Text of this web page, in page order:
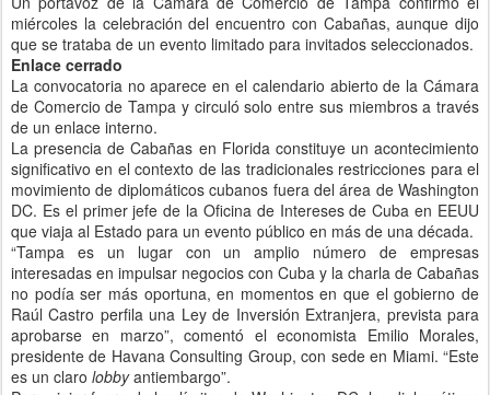
miércoles la celebración del encuentro con Cabañas, aunque dijo
que se trataba de un evento limitado para invitados seleccionados.
Enlace cerrado
La convocatoria no aparece en el calendario abierto de la Cámara
de Comercio de Tampa y circuló solo entre sus miembros a través
de un enlace interno.
La presencia de Cabañas en Florida constituye un acontecimiento
significativo en el contexto de las tradicionales restricciones para el
movimiento de diplomáticos cubanos fuera del área de Washington
DC. Es el primer jefe de la Oficina de Intereses de Cuba en EEUU
que viaja al Estado para un evento público en más de una década.
“Tampa es un lugar con un amplio número de empresas
interesadas en impulsar negocios con Cuba y la charla de Cabañas
no podía ser más oportuna, en momentos en que el gobierno de
Raúl Castro perfila una Ley de Inversión Extranjera, prevista para
aprobarse en marzo”, comentó el economista Emilio Morales,
presidente de Havana Consulting Group, con sede en Miami. “Este
es un claro lobbyantiembargo”.